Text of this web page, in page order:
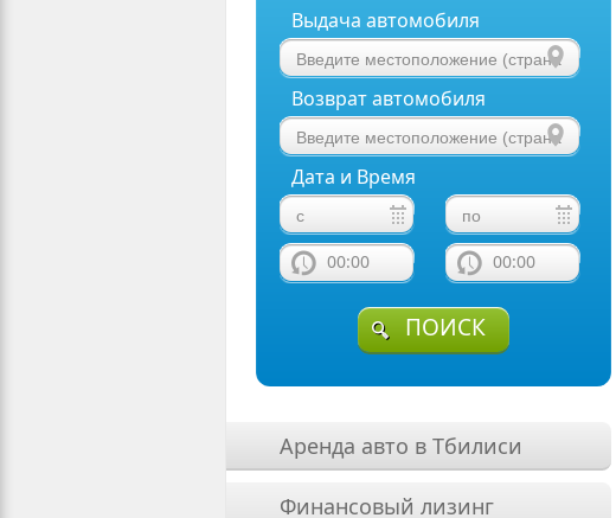
Выдача автомобиля
Возврат автомобиля
Дата и Время
00:00 00:00
ПОИСК
Аренда авто в Тбилиси
Финансовый лизинг